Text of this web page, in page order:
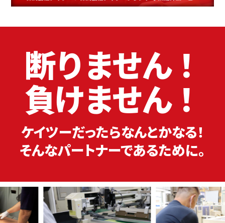
断りません！
負けません！
ケイツーだったらなんとかなる！
そんなパートナーであるために。